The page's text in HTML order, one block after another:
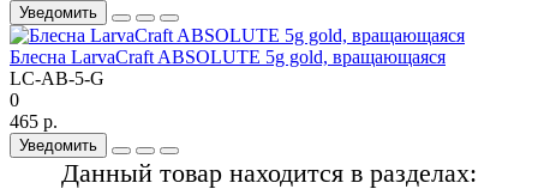
Уведомить
Блесна LarvaCraft ABSOLUTE 5g gold, вращающаяся
LC-AB-5-G
0
465 р.
Уведомить
Данный товар находится в разделах: